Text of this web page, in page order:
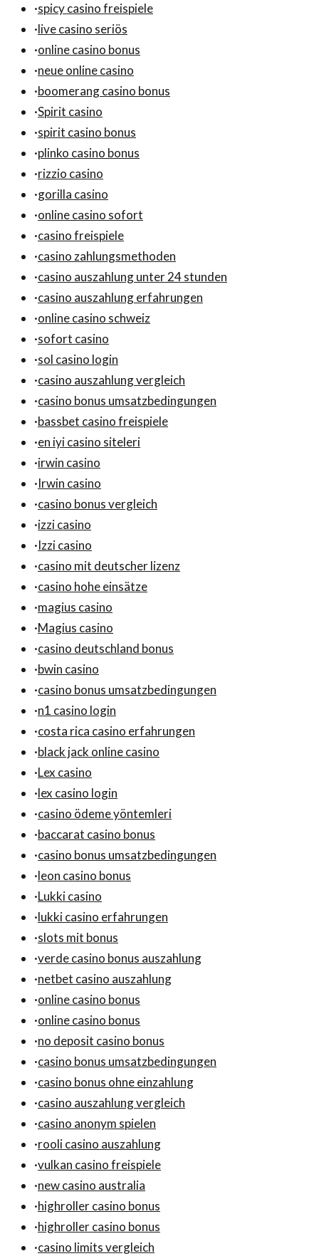
·spicy casino freispiele
·live casino seriös
·online casino bonus
·neue online casino
·boomerang casino bonus
·Spirit casino
·spirit casino bonus
·plinko casino bonus
·rizzio casino
·gorilla casino
·online casino sofort
·casino freispiele
·casino zahlungsmethoden
·casino auszahlung unter 24 stunden
·casino auszahlung erfahrungen
·online casino schweiz
·sofort casino
·sol casino login
·casino auszahlung vergleich
·casino bonus umsatzbedingungen
·bassbet casino freispiele
·en iyi casino siteleri
·irwin casino
·Irwin casino
·casino bonus vergleich
·izzi casino
·Izzi casino
·casino mit deutscher lizenz
·casino hohe einsätze
·magius casino
·Magius casino
·casino deutschland bonus
·bwin casino
·casino bonus umsatzbedingungen
·n1 casino login
·costa rica casino erfahrungen
·black jack online casino
·Lex casino
·lex casino login
·casino ödeme yöntemleri
·baccarat casino bonus
·casino bonus umsatzbedingungen
·leon casino bonus
·Lukki casino
·lukki casino erfahrungen
·slots mit bonus
·verde casino bonus auszahlung
·netbet casino auszahlung
·online casino bonus
·online casino bonus
·no deposit casino bonus
·casino bonus umsatzbedingungen
·casino bonus ohne einzahlung
·casino auszahlung vergleich
·casino anonym spielen
·rooli casino auszahlung
·vulkan casino freispiele
·new casino australia
·highroller casino bonus
·highroller casino bonus
·casino limits vergleich